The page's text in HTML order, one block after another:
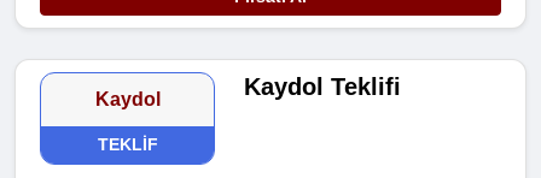
Kaydol
TEKLIF
Kaydol Teklifi